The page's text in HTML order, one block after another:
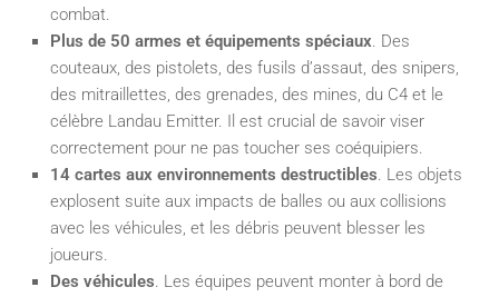
combat.
Plus de 50 armes et équipements spéciaux. Des
couteaux, des pistolets, des fusils d’assaut, des snipers,
des mitraillettes, des grenades, des mines, du C4 et le
célèbre Landau Emitter. Il est crucial de savoir viser
correctement pour ne pas toucher ses coéquipiers.
14 cartes aux environnements destructibles. Les objets
explosent suite aux impacts de balles ou aux collisions
avec les véhicules, et les débris peuvent blesser les
joueurs.
Des véhicules. Les équipes peuvent monter à bord de